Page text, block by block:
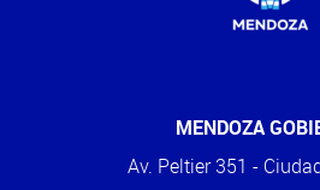
MENDOZA
Av. Peltier 351 -